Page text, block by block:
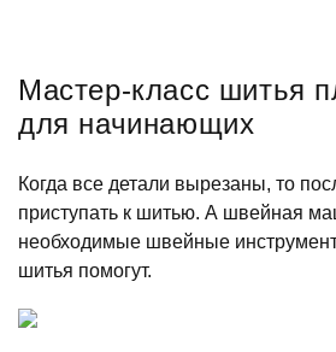
Мастер-класс шитья
для начинающих
Когда все детали вырезаны, то
приступать к шитью. А швейная
необходимые швейные
шитья помогут.